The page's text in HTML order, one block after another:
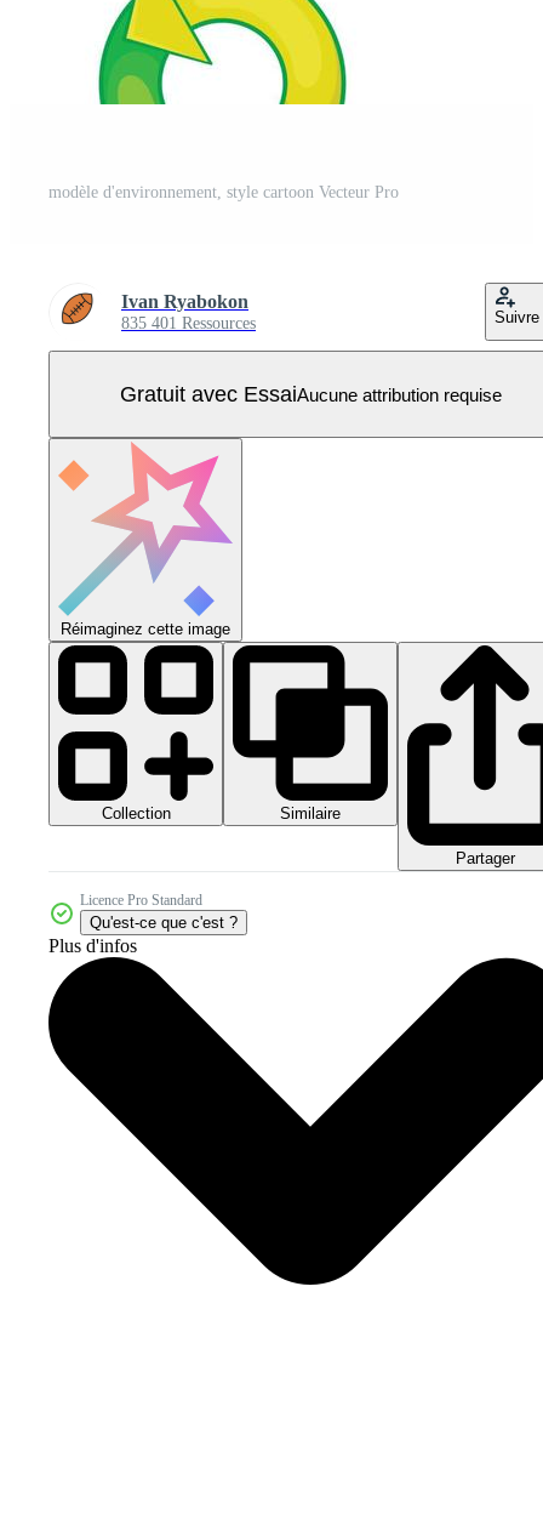
modèle d'environnement, style cartoon Vecteur Pro
Ivan Ryabokon
835 401 Ressources Suivre
Gratuit avec EssaiAucune attribution requise
Réimaginez cette image
Collection Similaire
Partager
Licence Pro Standard
Qu'est-ce que c'est ?
Plus d'infos